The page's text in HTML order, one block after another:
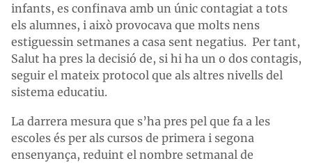
infants, es confinava amb un únic contagiat a tots
els alumnes, i això provocava que molts nens
estiguessin setmanes a casa sent negatius. Per tant,
Salut ha pres la decisió de, si hi ha un o dos contagis,
seguir el mateix protocol que als altres nivells del
sistema educatiu.
La darrera mesura que s’ha pres pel que fa a les
escoles és per als cursos de primera i segona
ensenyança, reduint el nombre setmanal de